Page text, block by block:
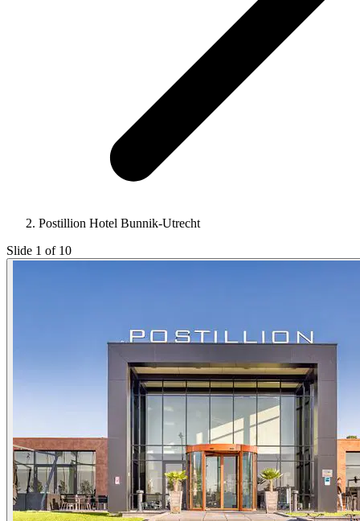
Postillion Hotel Bunnik-Utrecht
Slide 1 of 10